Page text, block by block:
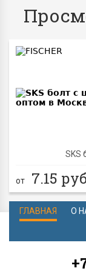
SKS
от 7.15
ГЛАВНАЯ О